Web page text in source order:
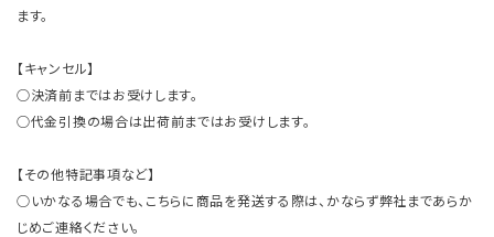
ます。
【キャンセル】
○決済前まではお受けします。
○代金引換の場合は出荷前まではお受けします。
【その他特記事項など】
○いかなる場合でも、こちらに商品を発送する際は、かならず弊社まであらか
じめご連絡ください。